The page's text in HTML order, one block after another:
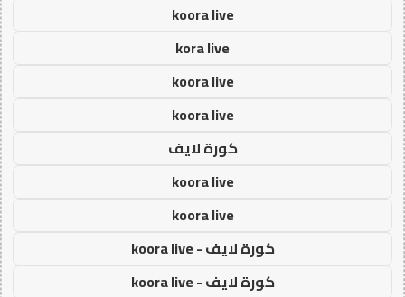
koora live
kora live
koora live
koora live
كورة لايف
koora live
koora live
كورة لايف - koora live
كورة لايف - koora live